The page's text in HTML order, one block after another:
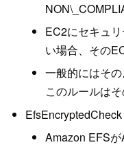
EC2にセキュ
い場合、その
一般的にはそ
このルールは
EfsEncryptedCheck
Amazon EFS